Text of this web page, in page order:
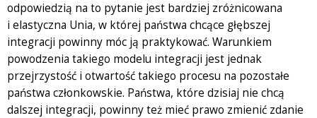
odpowiedzią na to pytanie jest bardziej zróżnicowana
i elastyczna Unia, w której państwa chcące głębszej
integracji powinny móc ją praktykować. Warunkiem
powodzenia takiego modelu integracji jest jednak
przejrzystość i otwartość takiego procesu na pozostałe
państwa członkowskie. Państwa, które dzisiaj nie chcą
dalszej integracji, powinny też mieć prawo zmienić zdanie